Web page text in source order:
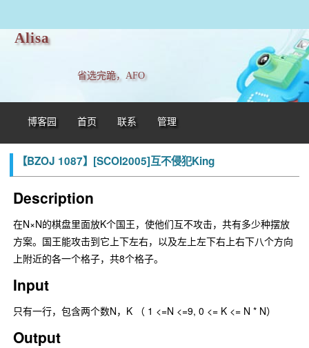
Alisa
省选完跪，AFO
博客园 首页 联系 管理
【BZOJ 1087】[SCOI2005]互不侵犯King
Description
在N×N的棋盘里面放K个国王，使他们互不攻击，共有多少种摆放
方案。国王能攻击到它上下左右，以及左上左下右上右下八个方向
上附近的各一个格子，共8个格子。
Input
只有一行，包含两个数N，K （ 1 <=N <=9, 0 <= K <= N * N）
Output